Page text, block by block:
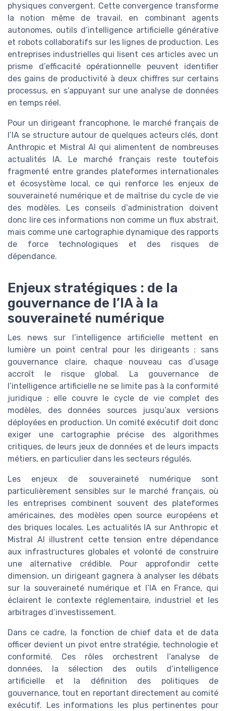
physiques convergent. Cette convergence transforme
la notion même de travail, en combinant agents
autonomes, outils d’intelligence artificielle générative
et robots collaboratifs sur les lignes de production. Les
entreprises industrielles qui lisent ces articles avec un
prisme d’efficacité opérationnelle peuvent identifier
des gains de productivité à deux chiffres sur certains
processus, en s’appuyant sur une analyse de données
en temps réel.
Pour un dirigeant francophone, le marché français de
l’IA se structure autour de quelques acteurs clés, dont
Anthropic et Mistral AI qui alimentent de nombreuses
actualités IA. Le marché français reste toutefois
fragmenté entre grandes plateformes internationales
et écosystème local, ce qui renforce les enjeux de
souveraineté numérique et de maîtrise du cycle de vie
des modèles. Les conseils d’administration doivent
donc lire ces informations non comme un flux abstrait,
mais comme une cartographie dynamique des rapports
de force technologiques et des risques de
dépendance.
Enjeux stratégiques : de la
gouvernance de l’IA à la
souveraineté numérique
Les news sur l’intelligence artificielle mettent en
lumière un point central pour les dirigeants : sans
gouvernance claire, chaque nouveau cas d’usage
accroît le risque global. La gouvernance de
l’intelligence artificielle ne se limite pas à la conformité
juridique ; elle couvre le cycle de vie complet des
modèles, des données sources jusqu’aux versions
déployées en production. Un comité exécutif doit donc
exiger une cartographie précise des algorithmes
critiques, de leurs jeux de données et de leurs impacts
métiers, en particulier dans les secteurs régulés.
Les enjeux de souveraineté numérique sont
particulièrement sensibles sur le marché français, où
les entreprises combinent souvent des plateformes
américaines, des modèles open source européens et
des briques locales. Les actualités IA sur Anthropic et
Mistral AI illustrent cette tension entre dépendance
aux infrastructures globales et volonté de construire
une alternative crédible. Pour approfondir cette
dimension, un dirigeant gagnera à analyser les débats
sur la souveraineté numérique et l’IA en France, qui
éclairent le contexte réglementaire, industriel et les
arbitrages d’investissement.
Dans ce cadre, la fonction de chief data et de data
officer devient un pivot entre stratégie, technologie et
conformité. Ces rôles orchestrent l’analyse de
données, la sélection des outils d’intelligence
artificielle et la définition des politiques de
gouvernance, tout en reportant directement au comité
exécutif. Les informations les plus pertinentes pour